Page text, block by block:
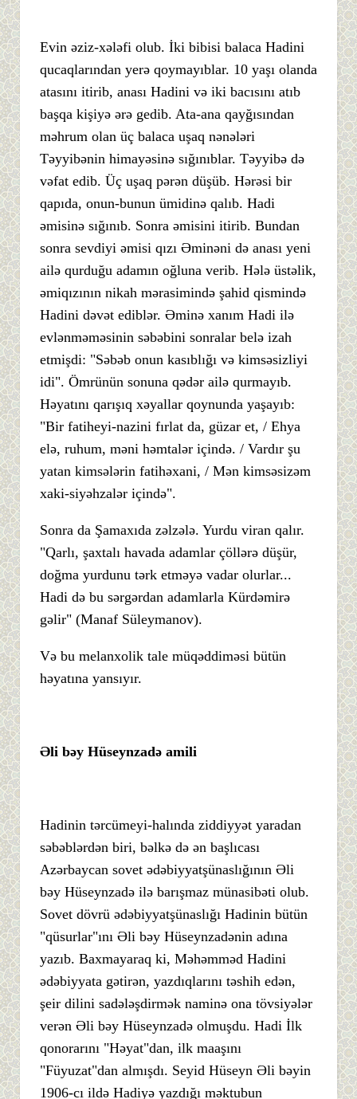
Evin əziz-xələfi olub. İki bibisi balaca Hadini
qucaqlarından yerə qoymayıblar. 10 yaşı olanda
atasını itirib, anası Hadini və iki bacısını atıb
başqa kişiyə ərə gedib. Ata-ana qayğısından
məhrum olan üç balaca uşaq nənələri
Təyyibənin himayəsinə sığınıblar. Təyyibə də
vəfat edib. Üç uşaq pərən düşüb. Hərəsi bir
qapıda, onun-bunun ümidinə qalıb. Hadi
əmisinə sığınıb. Sonra əmisini itirib. Bundan
sonra sevdiyi əmisi qızı Əminəni də anası yeni
ailə qurduğu adamın oğluna verib. Hələ üstəlik,
əmiqızının nikah mərasimində şahid qismində
Hadini dəvət ediblər. Əminə xanım Hadi ilə
evlənməməsinin səbəbini sonralar belə izah
etmişdi: "Səbəb onun kasıblığı və kimsəsizliyi
idi". Ömrünün sonuna qədər ailə qurmayıb.
Həyatını qarışıq xəyallar qoynunda yaşayıb:
"Bir fatiheyi-nazini fırlat da, güzar et, / Ehya
elə, ruhum, məni həmtalər içində. / Vardır şu
yatan kimsələrin fatihəxani, / Mən kimsəsizəm
xaki-siyəhzalər içində".
Sonra da Şamaxıda zəlzələ. Yurdu viran qalır.
"Qarlı, şaxtalı havada adamlar çöllərə düşür,
doğma yurdunu tərk etməyə vadar olurlar...
Hadi də bu sərgərdan adamlarla Kürdəmirə
gəlir" (Manaf Süleymanov).
Və bu melanxolik tale müqəddiməsi bütün
həyatına yansıyır.
Əli bəy Hüseynzadə amili
Hadinin tərcümeyi-halında ziddiyyət yaradan
səbəblərdən biri, bəlkə də ən başlıcası
Azərbaycan sovet ədəbiyyatşünaslığının Əli
bəy Hüseynzadə ilə barışmaz münasibəti olub.
Sovet dövrü ədəbiyyatşünaslığı Hadinin bütün
"qüsurlar"ını Əli bəy Hüseynzadənin adına
yazıb. Baxmayaraq ki, Məhəmməd Hadini
ədəbiyyata gətirən, yazdıqlarını təshih edən,
şeir dilini sadələşdirmək naminə ona tövsiyələr
verən Əli bəy Hüseynzadə olmuşdu. Hadi İlk
qonorarını "Həyat"dan, ilk maaşını
"Füyuzat"dan almışdı. Seyid Hüseyn Əli bəyin
1906-cı ildə Hadiyə yazdığı məktubun